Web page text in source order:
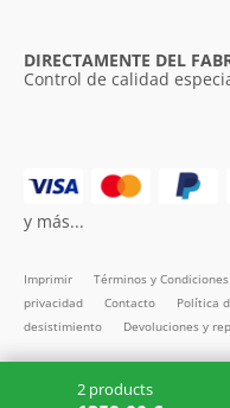
2 products
DIRECTAMENTE DEL
Control de calidad
Imprimir Términos y Condiciones
privacidad
Contacto Política
desistimiento
Devoluciones y
Todos los precios incl. IVA
Copyright SMARTBett GmbH © 2026
y más...